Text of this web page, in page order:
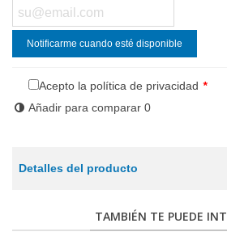
Notificarme cuando esté disponible
Acepto la política de privacidad *
Añadir para comparar 0
Detalles del producto
TAMBIÉN TE PUEDE